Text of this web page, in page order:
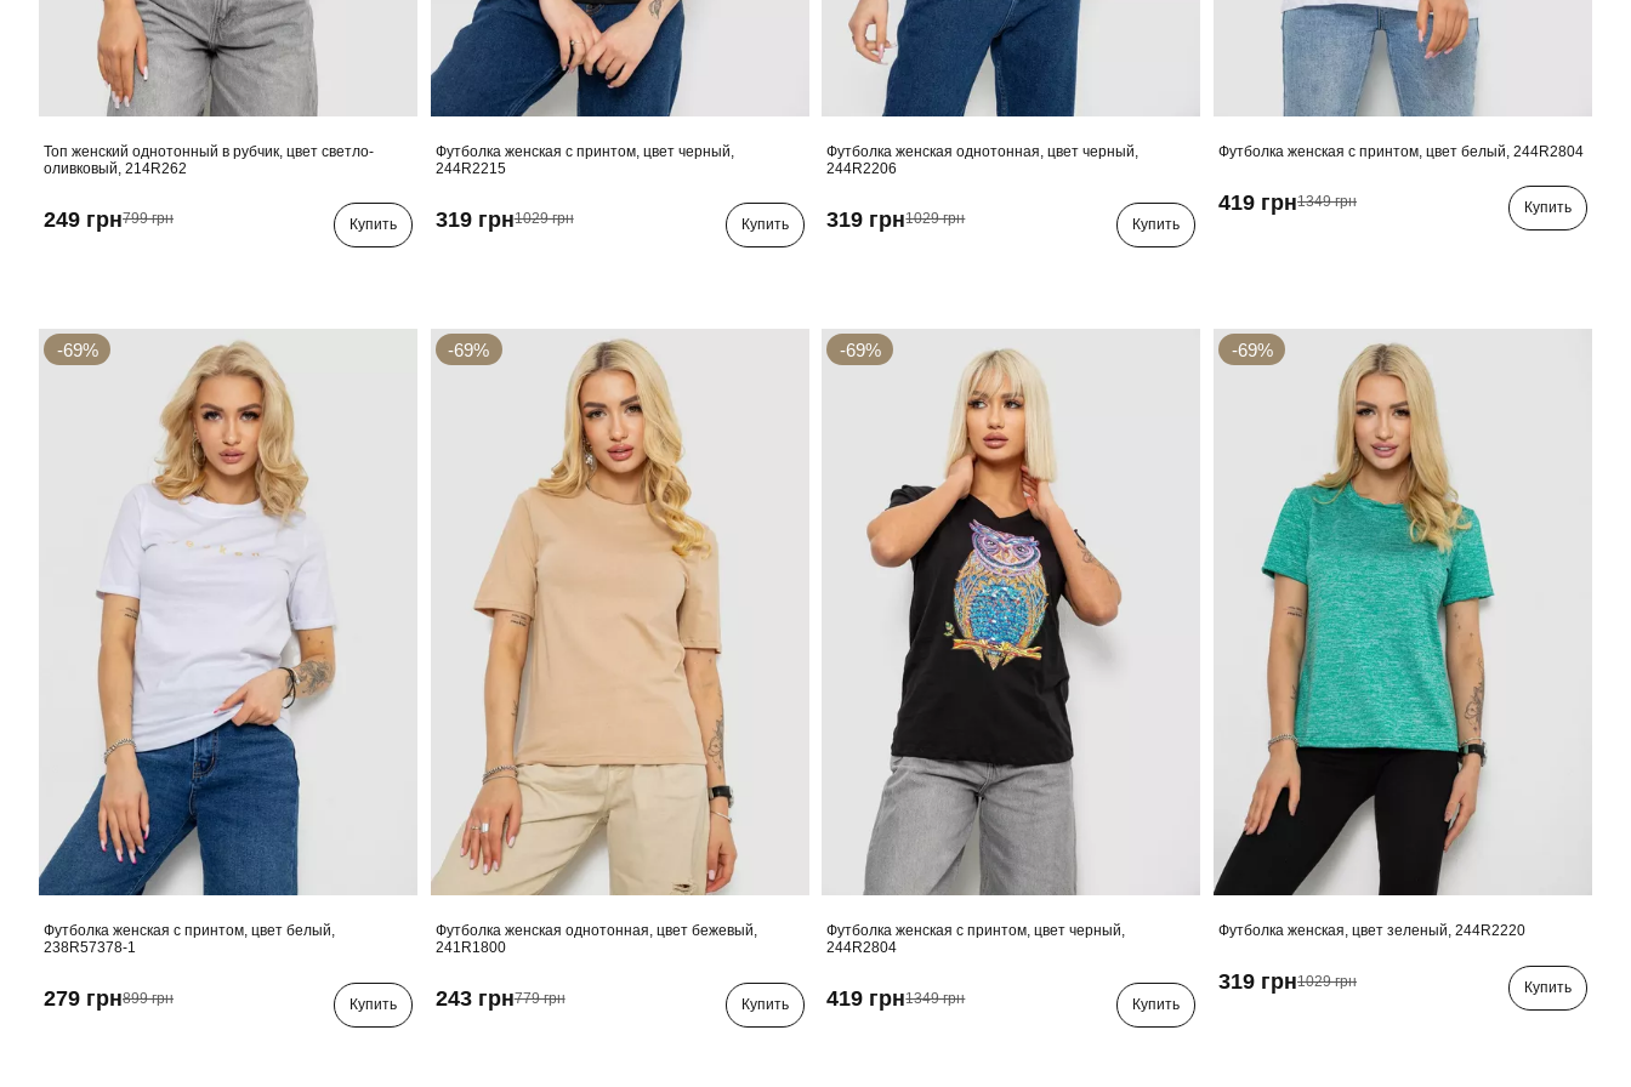
Топ женский однотонный в рубчик, цвет светло-
оливковый, 214R262
249 грн799 грн Купить
Футболка женская с принтом, цвет черный,
244R2215
319 грн1029 грн Купить
Футболка женская однотонная, цвет черный,
244R2206
319 грн1029 грн Купить
Футболка женская с принтом, цвет белый, 244R2804
419 грн1349 грн Купить
-69%
Футболка женская с принтом, цвет белый,
238R57378-1
279 грн899 грн Купить
-69%
Футболка женская однотонная, цвет бежевый,
241R1800
243 грн779 грн Купить
-69%
Футболка женская с принтом, цвет черный,
244R2804
419 грн1349 грн Купить
-69%
Футболка женская, цвет зеленый, 244R2220
319 грн1029 грн Купить